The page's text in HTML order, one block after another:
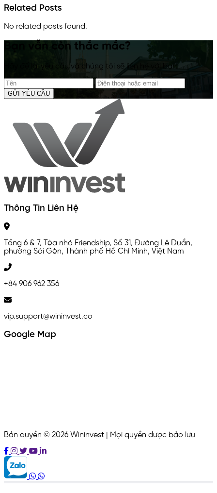
Related Posts
No related posts found.
Bạn vẫn còn thắc mắc?
Hãy để lại yêu cầu và chúng tôi sẽ liên hệ với bạn.
GỬI YÊU CẦU
Thông Tin Liên Hệ
Tầng 6 & 7, Tòa nhà Friendship, Số 31, Đường Lê Duẩn,
phường Sài Gòn, Thành phố Hồ Chí Minh, Việt Nam
+84 906 962 356
vip.support@wininvest.co
Google Map
Bản quyền © 2026 Wininvest | Mọi quyền được bảo lưu